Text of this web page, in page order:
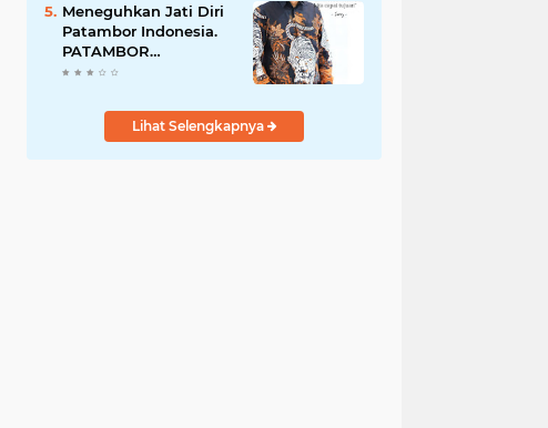
Saat Diciduk Bersama
Sabu
Meneguhkan Jati Diri
Patambor Indonesia.
PATAMBOR
INDONESIA Akan
Jakarta.
Lihat Selengkapnya